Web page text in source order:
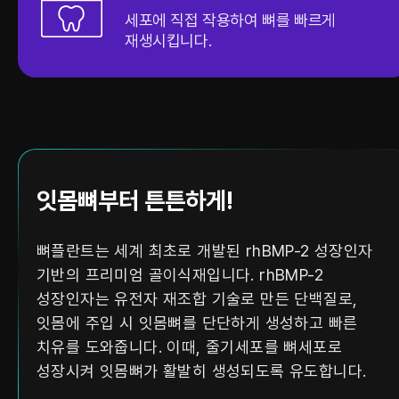
세포에 직접 작용하여 뼈를 빠르게
재생시킵니다.
잇몸뼈부터 튼튼하게!
뼈플란트는 세계 최초로 개발된 rhBMP-2 성장인자
기반의 프리미엄 골이식재입니다. rhBMP-2
성장인자는 유전자 재조합 기술로 만든 단백질로,
잇몸에 주입 시 잇몸뼈를 단단하게 생성하고 빠른
치유를 도와줍니다. 이때, 줄기세포를 뼈세포로
성장시켜 잇몸뼈가 활발히 생성되도록 유도합니다.